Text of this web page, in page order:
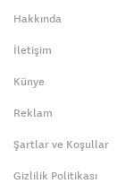
Hakkında
İletişim
Künye
Reklam
Şartlar ve Koşullar
Gizlilik Politikası